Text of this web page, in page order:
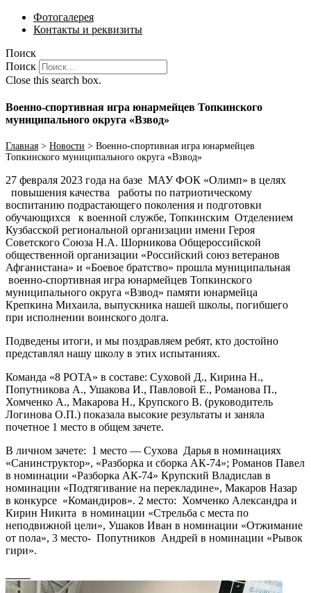
Фотогалерея
Контакты и реквизиты
Поиск
Поиск
Close this search box.
Военно-спортивная игра юнармейцев Топкинского
муниципального округа «Взвод»
Главная > Новости > Военно-спортивная игра юнармейцев
Топкинского муниципального округа «Взвод»
27 февраля 2023 года на базе МАУ ФОК «Олимп» в целях
повышения качества работы по патриотическому
воспитанию подрастающего поколения и подготовки
обучающихся к военной службе, Топкинским Отделением
Кузбасской региональной организации имени Героя
Советского Союза Н.А. Шорникова Общероссийской
общественной организации «Российский союз ветеранов
Афганистана» и «Боевое братство» прошла муниципальная
военно-спортивная игра юнармейцев Топкинского
муниципального округа «Взвод» памяти юнармейца
Крепкина Михаила, выпускника нашей школы, погибшего
при исполнении воинского долга.
Подведены итоги, и мы поздравляем ребят, кто достойно
представлял нашу школу в этих испытаниях.
Команда «8 РОТА» в составе: Суховой Д., Кирина Н.,
Попутникова А., Ушакова И., Павловой Е., Романова П.,
Хомченко А., Макарова Н., Крупского В. (руководитель
Логинова О.П.) показала высокие результаты и заняла
почетное 1 место в общем зачете.
В личном зачете: 1 место — Сухова Дарья в номинациях
«Санинструктор», «Разборка и сборка АК-74»; Романов Павел
в номинации «Разборка АК-74» Крупский Владислав в
номинации «Подтягивание на перекладине», Макаров Назар
в конкурсе «Командиров». 2 место: Хомченко Александра и
Кирин Никита в номинации «Стрельба с места по
неподвижной цели», Ушаков Иван в номинации «Отжимание
от пола», 3 место- Попутников Андрей в номинации «Рывок
гири».